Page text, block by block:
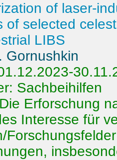
of laser-
of selected
LIBS
Gornushkin
Sachbeihilfen
Die Erforschung
Interesse für